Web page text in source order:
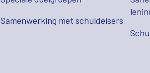
Samenwerking met schuldeisers